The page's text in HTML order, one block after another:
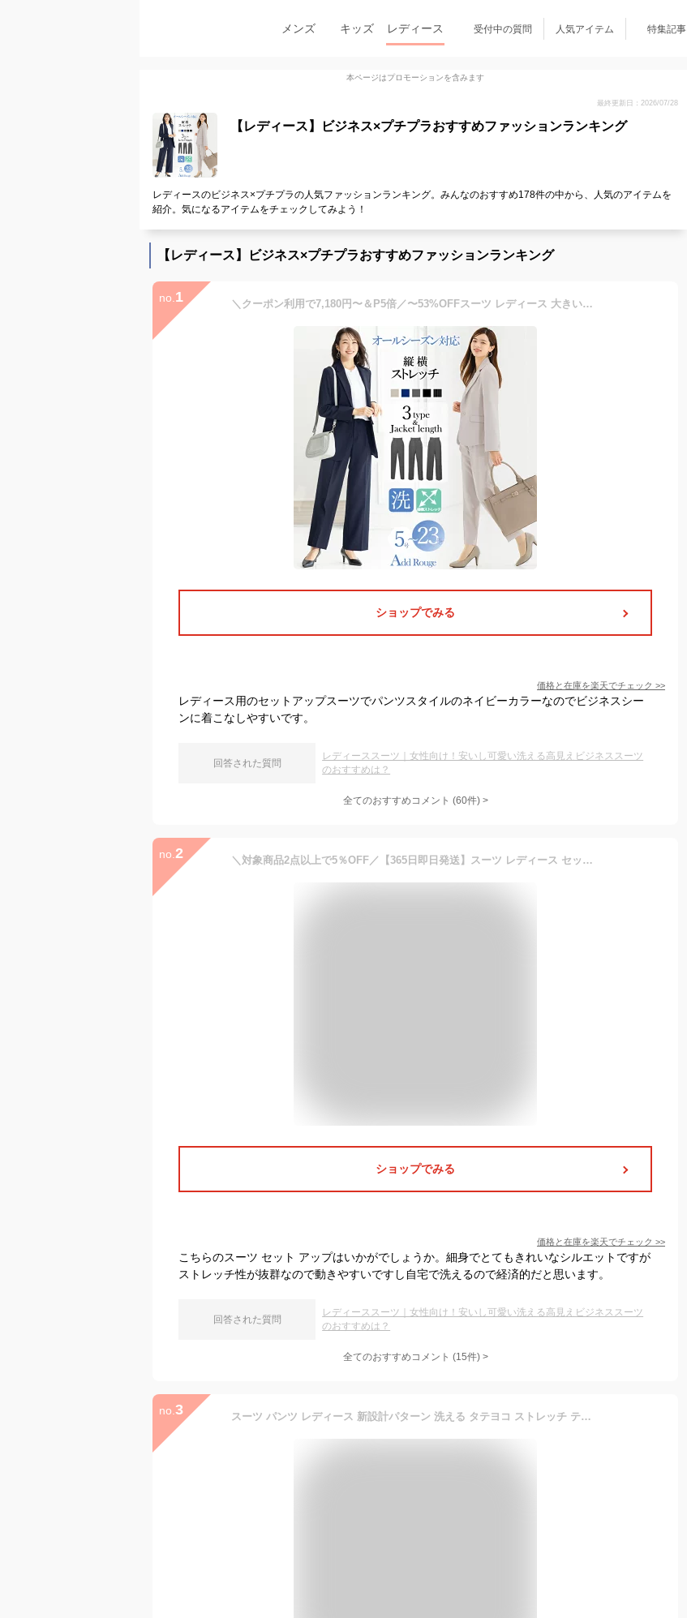
メンズ キッズ レディース 受付中の質問 人気アイテム 特集記事
本ページはプロモーションを含みます
最終更新日：2026/07/28
【レディース】ビジネス×プチプラおすすめファッションランキング
レディースのビジネス×プチプラの人気ファッションランキング。みんなのおすすめ178件の中から、人気のアイテムを
紹介。気になるアイテムをチェックしてみよう！
【レディース】ビジネス×プチプラおすすめファッションランキング
no. 1 ＼クーポン利用で7,180円〜＆P5倍／〜53%OFFスーツ レディース 大きいサイズ ビジネススーツ セットアップ 夏 洗える ストレッチ パンツスーツ ロングジャケット 春秋冬 30代 40代 50代 通勤 面接 サマースーツ オフィス 試着チケット対象 【365日即日発送】
ショップでみる
価格と在庫を楽天でチェック >>
レディース用のセットアップスーツでパンツスタイルのネイビーカラーなのでビジネスシー
ンに着こなしやすいです。
回答された質問
レディーススーツ｜女性向け！安いし可愛い洗える高見えビジネススーツ
のおすすめは？
全てのおすすめコメント (60件) >
no. 2 ＼対象商品2点以上で5％OFF／【365日即日発送】スーツ レディース セットアップ 夏 裏地なし 洗える パンツスーツ オフィスカジュアル クールビズ ビジネススーツ リクルート ストレッチ 大きいサイズ フォーマル 通勤 女性 ネイビー かっこいい 春夏秋 試着チケット対象
ショップでみる
価格と在庫を楽天でチェック >>
こちらのスーツ セット アップはいかがでしょうか。細身でとてもきれいなシルエットですが
ストレッチ性が抜群なので動きやすいですし自宅で洗えるので経済的だと思います。
回答された質問
レディーススーツ｜女性向け！安いし可愛い洗える高見えビジネススーツ
のおすすめは？
全てのおすすめコメント (15件) >
no. 3 スーツ パンツ レディース 新設計パターン 洗える タテヨコ ストレッチ テーラード ジャケット ストレート チャコールグレー/ネイビー/黒 S M L LL 3L 4L 5L 6L ビジネス セットアップ ニッセン nissen